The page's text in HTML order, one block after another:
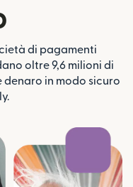
di pagamenti
oltre 9,6 milioni di
in modo sicuro